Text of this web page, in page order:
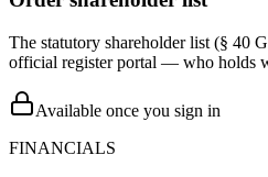
The statutory shareholder list (§ 40
official register portal — who holds
Available once you sign in
FINANCIALS